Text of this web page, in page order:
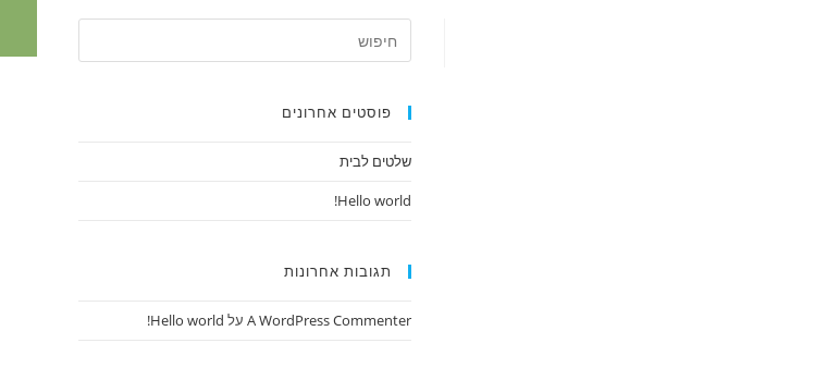
פוסטים אחרונים
שלטים לבית
Hello world!
תגובות אחרונות
A WordPress Commenter על Hello world!